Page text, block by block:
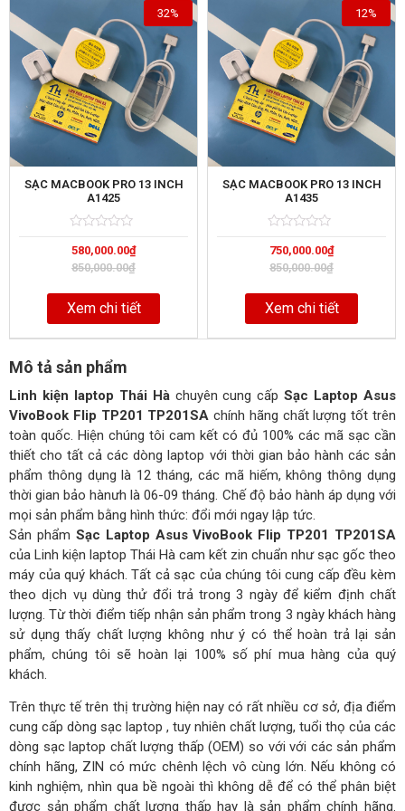
SẠC MACBOOK PRO 13 INCH
A1425
0
out
of
850,000.00₫
580,000.00₫
32%
Xem chi tiết
SẠC MACBOOK PRO 13 INCH
A1435
0
out
of
850,000.00₫
750,000.00₫
12%
Xem chi tiết
Mô tả sản phẩm
Linh kiện laptop Thái Hàchuyên cung cấp Sạc Laptop Asus
VivoBook Flip TP201 TP201SA chính hãng chất lượng tốt trên
toàn quốc. Hiện chúng tôi cam kết có đủ 100% các mã sạc cần
thiết cho tất cả các dòng laptop với thời gian bảo hành các sản
phẩm thông dụng là 12 tháng, các mã hiếm, không thông dụng
thời gian bảo hànưh là 06-09 tháng. Chế độ bảo hành áp dụng với
mọi sản phẩm bằng hình thức: đổi mới ngay lập tức.
Sản phẩm Sạc Laptop Asus VivoBook Flip TP201 TP201SA
của Linh kiện laptop Thái Hà cam kết zin chuẩn như sạc gốc theo
máy của quý khách. Tất cả sạc của chúng tôi cung cấp đều kèm
theo dịch vụ dùng thử đổi trả trong 3 ngày để kiểm định chất
lượng. Từ thời điểm tiếp nhận sản phẩm trong 3 ngày khách hàng
sử dụng thấy chất lượng không như ý có thể hoàn trả lại sản
phẩm, chúng tôi sẽ hoàn lại 100% số phí mua hàng của quý
khách.
Trên thực tế trên thị trường hiện nay có rất nhiều cơ sở, địa điểm
cung cấp dòng sạc laptop , tuy nhiên chất lượng, tuổi thọ của các
dòng sạc laptop chất lượng thấp (OEM) so với với các sản phẩm
chính hãng, ZIN có mức chênh lệch vô cùng lớn. Nếu không có
kinh nghiệm, nhìn qua bề ngoài thì không dễ để có thể phân biệt
được sản phẩm chất lượng thấp hay là sản phẩm chính hãng.